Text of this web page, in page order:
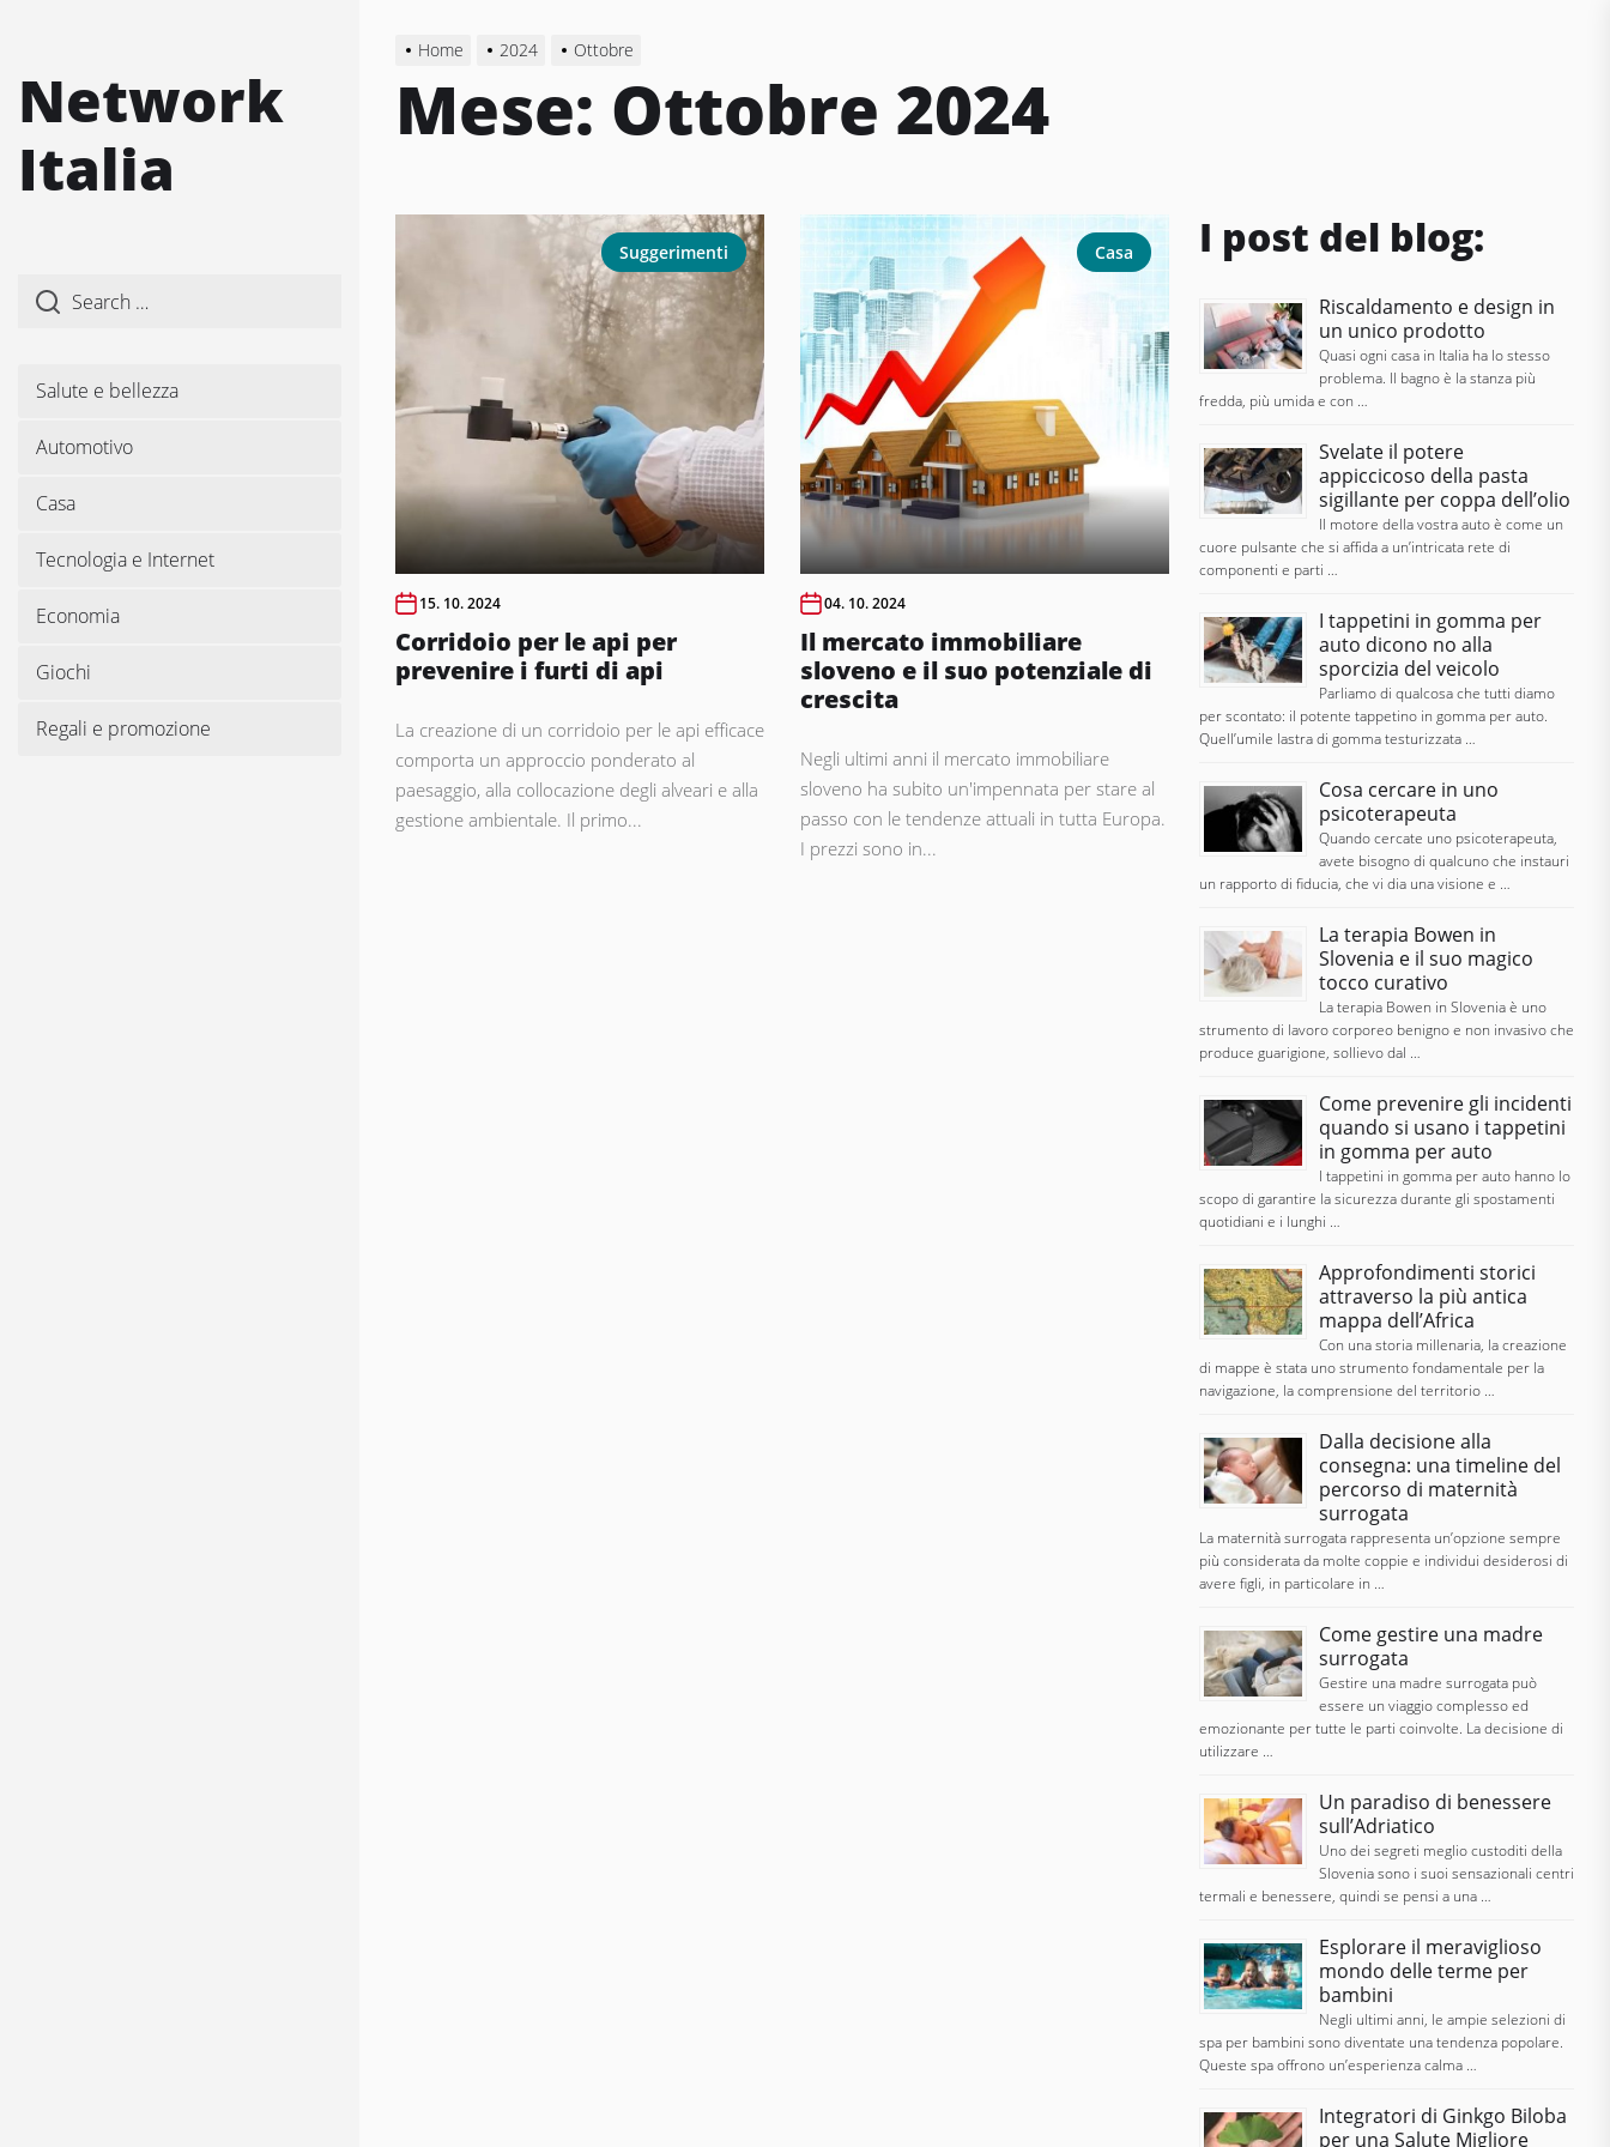
content
Network
Italia
Salute e bellezza
Automotivo
Casa
Tecnologia e Internet
Economia
Giochi
Regali e promozione
Home 2024 Ottobre
Mese: Ottobre 2024
Suggerimenti
15. 10. 2024
Corridoio per le api per
prevenire i furti di api
La creazione di un corridoio per le api efficace
comporta un approccio ponderato al
paesaggio, alla collocazione degli alveari e alla
gestione ambientale. Il primo...
Casa
04. 10. 2024
Il mercato immobiliare
sloveno e il suo potenziale di
crescita
Negli ultimi anni il mercato immobiliare
sloveno ha subito un'impennata per stare al
passo con le tendenze attuali in tutta Europa.
I prezzi sono in...
I post del blog:
Riscaldamento e design in
un unico prodotto
Quasi ogni casa in Italia ha lo stesso
problema. Il bagno è la stanza più
fredda, più umida e con …
Svelate il potere
appiccicoso della pasta
sigillante per coppa dell’olio
Il motore della vostra auto è come un
cuore pulsante che si affida a un’intricata rete di
componenti e parti …
I tappetini in gomma per
auto dicono no alla
sporcizia del veicolo
Parliamo di qualcosa che tutti diamo
per scontato: il potente tappetino in gomma per auto.
Quell’umile lastra di gomma testurizzata …
Cosa cercare in uno
psicoterapeuta
Quando cercate uno psicoterapeuta,
avete bisogno di qualcuno che instauri
un rapporto di fiducia, che vi dia una visione e …
La terapia Bowen in
Slovenia e il suo magico
tocco curativo
La terapia Bowen in Slovenia è uno
strumento di lavoro corporeo benigno e non invasivo che
produce guarigione, sollievo dal …
Come prevenire gli incidenti
quando si usano i tappetini
in gomma per auto
I tappetini in gomma per auto hanno lo
scopo di garantire la sicurezza durante gli spostamenti
quotidiani e i lunghi …
Approfondimenti storici
attraverso la più antica
mappa dell’Africa
Con una storia millenaria, la creazione
di mappe è stata uno strumento fondamentale per la
navigazione, la comprensione del territorio …
Dalla decisione alla
consegna: una timeline del
percorso di maternità
surrogata
La maternità surrogata rappresenta un’opzione sempre
più considerata da molte coppie e individui desiderosi di
avere figli, in particolare in …
Come gestire una madre
surrogata
Gestire una madre surrogata può
essere un viaggio complesso ed
emozionante per tutte le parti coinvolte. La decisione di
utilizzare …
Un paradiso di benessere
sull’Adriatico
Uno dei segreti meglio custoditi della
Slovenia sono i suoi sensazionali centri
termali e benessere, quindi se pensi a una …
Esplorare il meraviglioso
mondo delle terme per
bambini
Negli ultimi anni, le ampie selezioni di
spa per bambini sono diventate una tendenza popolare.
Queste spa offrono un’esperienza calma …
Integratori di Ginkgo Biloba
per una Salute Migliore